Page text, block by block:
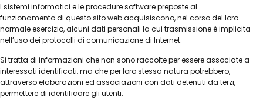
I sistemi informatici e le procedure software preposte al
funzionamento di questo sito web acquisiscono, nel corso del loro
normale esercizio, alcuni dati personali la cui trasmissione è implicita
nell’uso dei protocolli di comunicazione di Internet.
Si tratta di informazioni che non sono raccolte per essere associate a
interessati identificati, ma che per loro stessa natura potrebbero,
attraverso elaborazioni ed associazioni con dati detenuti da terzi,
permettere di identificare gli utenti.